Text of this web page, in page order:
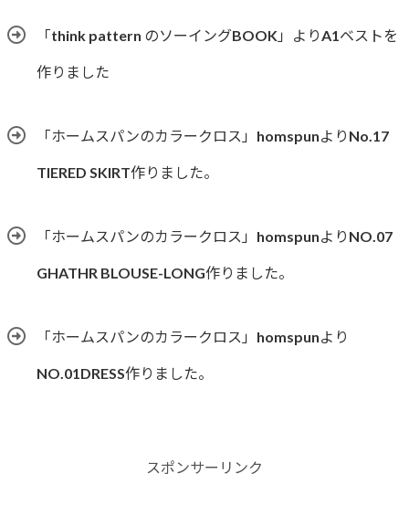
「think pattern のソーイングBOOK」よりA1ベストを
作りました
「ホームスパンのカラークロス」homspunよりNo.17
TIERED SKIRT作りました。
「ホームスパンのカラークロス」homspunよりNO.07
GHATHR BLOUSE-LONG作りました。
「ホームスパンのカラークロス」homspunより
NO.01DRESS作りました。
スポンサーリンク